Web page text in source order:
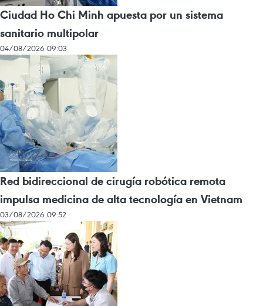
Ciudad Ho Chi Minh apuesta por un sistema
sanitario multipolar
04/08/2026 09:03
Red bidireccional de cirugía robótica remota
impulsa medicina de alta tecnología en Vietnam
03/08/2026 09:52